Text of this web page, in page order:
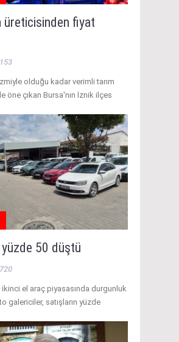
üreticisinden fiyat
olduğu kadar verimli tarım
öne çıkan Bursa'nın İznik ilçes
50 düştü
el araç piyasasında durgunluk
galericiler, satışların yüzde